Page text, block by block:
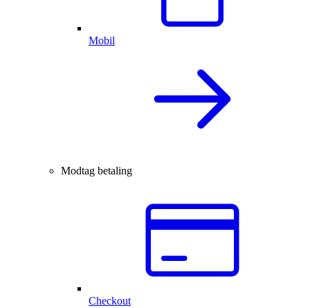
Mobil
Modtag betaling
Checkout